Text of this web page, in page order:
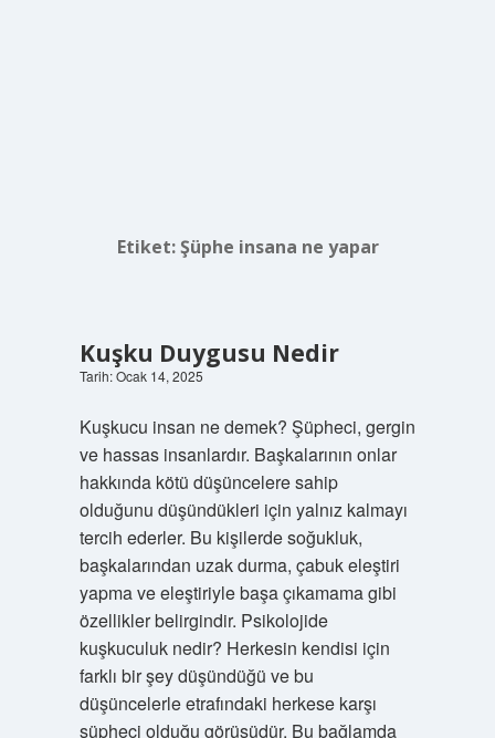
Etiket:Şüphe insana ne yapar
Kuşku Duygusu Nedir
Tarih: Ocak 14, 2025
Kuşkucu insan ne demek? Şüpheci, gergin
ve hassas insanlardır. Başkalarının onlar
hakkında kötü düşüncelere sahip
olduğunu düşündükleri için yalnız kalmayı
tercih ederler. Bu kişilerde soğukluk,
başkalarından uzak durma, çabuk eleştiri
yapma ve eleştiriyle başa çıkamama gibi
özellikler belirgindir. Psikolojide
kuşkuculuk nedir? Herkesin kendisi için
farklı bir şey düşündüğü ve bu
düşüncelerle etrafındaki herkese karşı
şüpheci olduğu görüşüdür. Bu bağlamda